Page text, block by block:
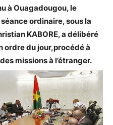
à Ouagadougou, le
ordinaire, sous la
KABORE, a délibéré
ordre du jour,procédé à
missions à l’étranger.